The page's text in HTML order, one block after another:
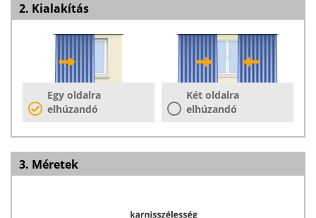
2. Kialakítás
Egy oldalra
elhúzandó
Két oldalra
elhúzandó
3. Méretek